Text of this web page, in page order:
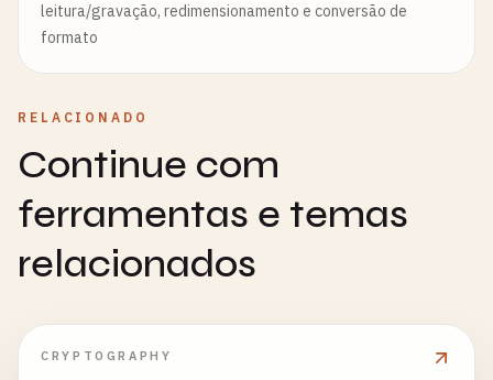
leitura/gravação, redimensionamento e conversão de
formato
RELACIONADO
Continue com
ferramentas e temas
relacionados
CRYPTOGRAPHY